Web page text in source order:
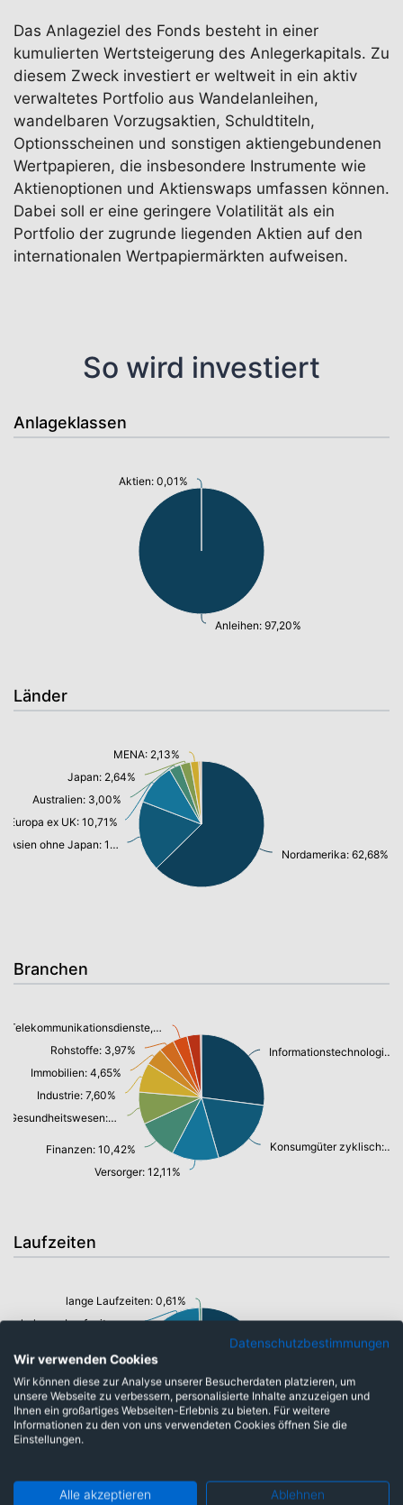
Das Anlageziel des Fonds besteht in einer
kumulierten Wertsteigerung des Anlegerkapitals. Zu
diesem Zweck investiert er weltweit in ein aktiv
verwaltetes Portfolio aus Wandelanleihen,
wandelbaren Vorzugsaktien, Schuldtiteln,
Optionsscheinen und sonstigen aktiengebundenen
Wertpapieren, die insbesondere Instrumente wie
Aktienoptionen und Aktienswaps umfassen können.
Dabei soll er eine geringere Volatilität als ein
Portfolio der zugrunde liegenden Aktien auf den
internationalen Wertpapiermärkten aufweisen.
So wird investiert
Anlageklassen
Anleihen: 97,20%
Aktien: 0,01%
Länder
Nordamerika: 62,68%
Asien ohne Japan: 18,15%
Europa ex UK: 10,71%
Australien: 3,00%
Japan: 2,64%
MENA: 2,13%
Branchen
Informationstechnologie: 27,03%
Konsumgüter zyklisch: 18,54%
Versorger: 12,11%
Finanzen: 10,42%
Gesundheitswesen: 8,26%
Industrie: 7,60%
Immobilien: 4,65%
Rohstoffe: 3,97%
Telekommunikationsdienste, Breitband Internet: 3,71%
Laufzeiten
kurze Laufzeiten: 37,01%
sehr kurze Laufzeiten: 11,53%
lange Laufzeiten: 0,61%
Datenschutzbestimmungen
Wir verwenden Cookies
Wir können diese zur Analyse unserer Besucherdaten platzieren, um
unsere Webseite zu verbessern, personalisierte Inhalte anzuzeigen und
Ihnen ein großartiges Webseiten-Erlebnis zu bieten. Für weitere
Informationen zu den von uns verwendeten Cookies öffnen Sie die
Einstellungen.
Alle akzeptieren Ablehnen